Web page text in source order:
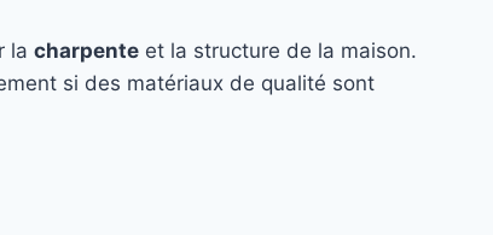
la charpente et la structure de la maison.
si des matériaux de qualité sont